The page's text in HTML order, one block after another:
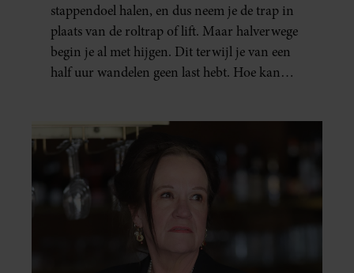
stappendoel halen, en dus neem je de trap in
plaats van de roltrap of lift. Maar halverwege
begin je al met hijgen. Dit terwijl je van een
half uur wandelen geen last hebt. Hoe kan